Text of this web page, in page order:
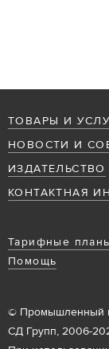
ТОВАРЫ И
НОВОСТИ И
ИЗДАТЕЛЬСТВО
КОНТАКТНАЯ
Тарифные
Помощь
© Промышленный
СД Групп, 2006-